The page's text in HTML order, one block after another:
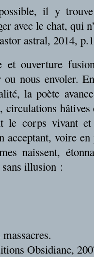
il y
avec le chat, qui
astral, 2014,
et ouverture
nous envoler.
la poète
circulations
le corps vivant
acceptant, voire
naissent,
illusion :
Obsidiane,